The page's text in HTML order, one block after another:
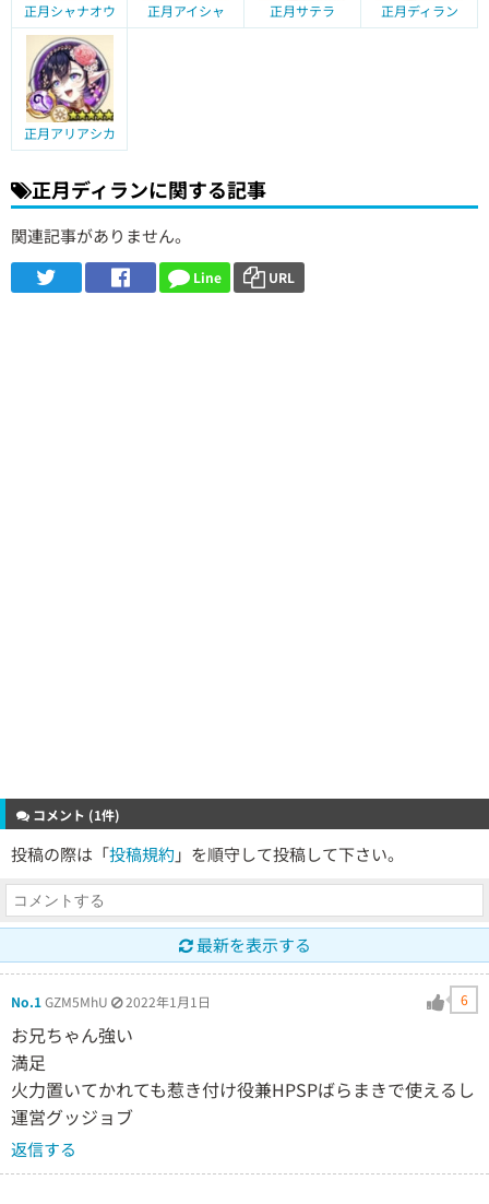
正月シャナオウ 正月アイシャ 正月サテラ 正月ディラン
正月アリアシカ
正月ディランに関する記事
関連記事がありません。
Line URL
コメント (1件)
投稿の際は「投稿規約 」を順守して投稿して下さい。
最新を表示する
No.1GZM5MhU 2022年1月1日 6
お兄ちゃん強い
満足
火力置いてかれても惹き付け役兼HPSPばらまきで使えるし
運営グッジョブ
返信する